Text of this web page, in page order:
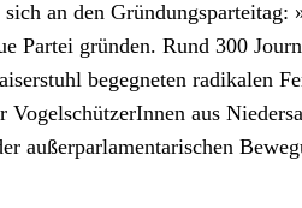
an den
Partei gründen. Rund 300
begegneten
aus
außerparlamentarischen